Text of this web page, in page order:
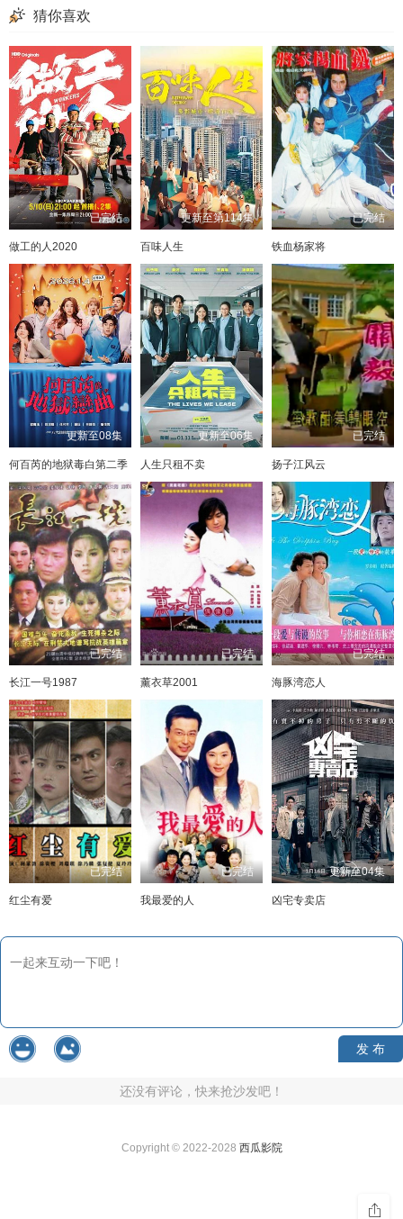
猜你喜欢
已完结
做工的人2020
更新至第114集
百味人生
已完结
铁血杨家将
更新至08集
何百芮的地狱毒白第二季
更新至06集
人生只租不卖
已完结
扬子江风云
已完结
长江一号1987
已完结
薰衣草2001
已完结
海豚湾恋人
已完结
红尘有爱
已完结
我最爱的人
更新至04集
凶宅专卖店
发 布
还没有评论，快来抢沙发吧！
Copyright © 2022-2028 西瓜影院